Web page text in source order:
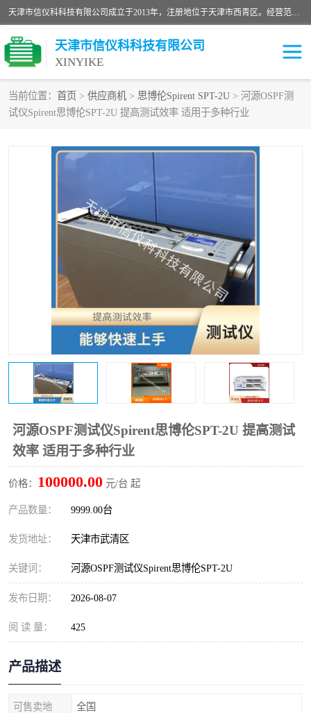
天津市信仪科科技有限公司成立于2013年，注册地位于天津市西青区。经营范围包括计算机软件、电子产品、仪器技术开发、技术转让、技术咨询、技术服务、网络工程、电子监控工程安装等；主要产品有：网络流量测试仪、Ixia XM2、XM12、XGS2、XGS12、400T、1600T、X16网络协议分析仪，Agilent N2X 等等各种型号，欢迎来电咨询。
天津市信仪科科技有限公司
XINYIKE
当前位置： 首页 > 供应商机 > 思博伦Spirent SPT-2U > 河源OSPF测
试仪Spirent思博伦SPT-2U 提高测试效率 适用于多种行业
河源OSPF测试仪Spirent思博伦SPT-2U 提高测试
效率 适用于多种行业
价格： 100000.00 元/台 起
产品数量： 9999.00台
发货地址： 天津市武清区
关键词： 河源OSPF测试仪Spirent思博伦SPT-2U
发布日期： 2026-08-07
阅 读 量： 425
产品描述
可售卖地 全国
思博伦Spirent C50 思博伦Spirent C1
思博伦Spirent C100 思博伦Spirent N4U
思博伦600B 思博伦SPT-2000A-HS
思博伦Spirent SPT-3U 思博伦TestCenter
发包仪IXIA XGS2 思博伦Spirent SPT-9000A